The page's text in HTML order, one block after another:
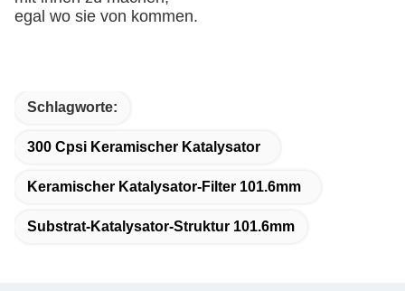
egal wo sie von kommen.
Schlagworte:
300 Cpsi Keramischer Katalysator
Keramischer Katalysator-Filter 101.6mm
Substrat-Katalysator-Struktur 101.6mm